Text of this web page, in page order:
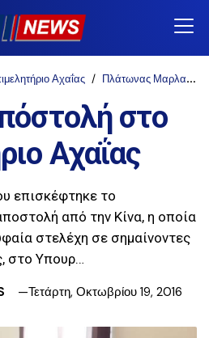
Αχαΐας Πλάτωνας Μαρλαφέκας
στο
Αχαΐας
επισκέφτηκε το
από την Κίνα, η οποία
στελέχη σε σημαίνοντες
στο Υπουρ…
Τετάρτη, Οκτωβρίου 19, 2016